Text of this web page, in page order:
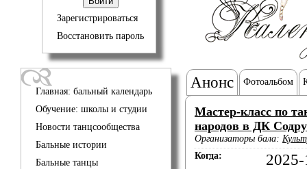
Зарегистрироваться
Восстановить пароль
Главная: бальный календарь
Обучение: школы и студии
Новости танцсообщества
Бальные истории
Бальные танцы
Анонс Фотоальбом
Мастер-класс по
народов в ДК
Организаторы бала:
Когда: